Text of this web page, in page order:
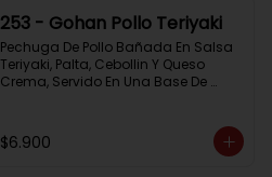
253 - Gohan Pollo Teriyaki
Pechuga De Pollo Bañada En Salsa
Teriyaki, Palta, Cebollin Y Queso
Crema, Servido En Una Base De
$6.900